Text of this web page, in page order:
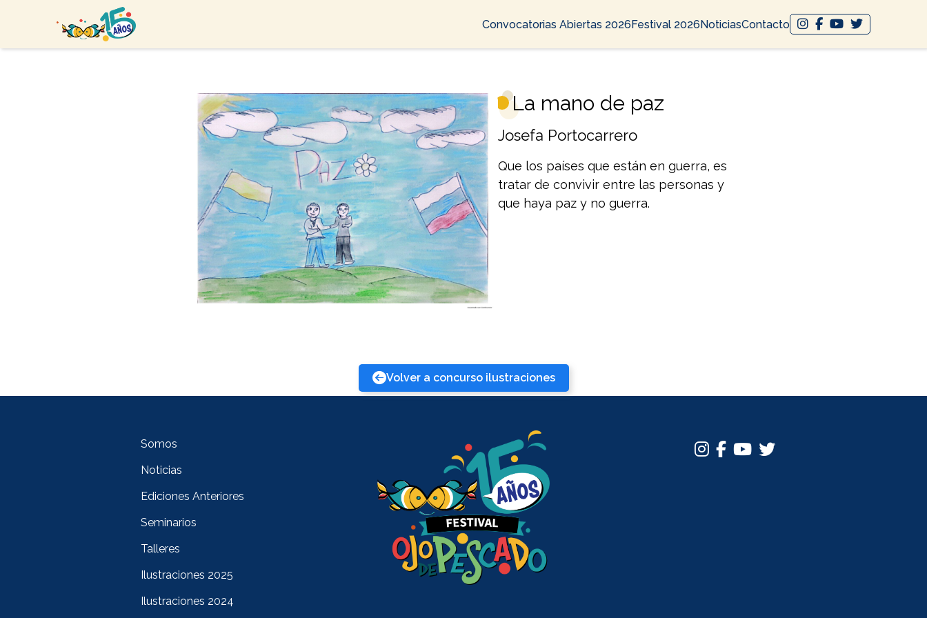
Convocatorias Abiertas 2026Festival 2026NoticiasContacto
Volver a concurso ilustraciones
La mano de paz
Josefa Portocarrero
Que los países que están en guerra, es
tratar de convivir entre las personas y
que haya paz y no guerra.
Somos
Noticias
Ediciones Anteriores
Seminarios
Talleres
Ilustraciones 2025
Ilustraciones 2024